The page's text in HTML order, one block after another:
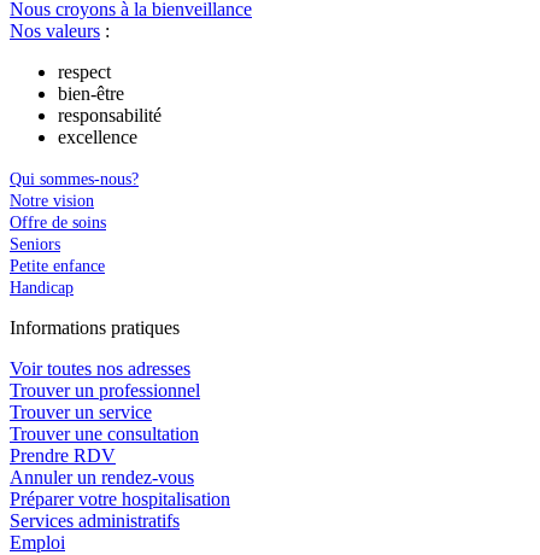
Nous croyons à la bienveillance
Nos valeurs :
respect
bien-être
responsabilité
excellence
Qui sommes-nous?
Notre vision
Offre de soins
Seniors
Petite enfance
Handicap
Informations pratiques
Voir toutes nos adresses
Trouver un professionnel
Trouver un service
Trouver une consultation
Prendre RDV
Annuler un rendez-vous
Préparer votre hospitalisation
Services administratifs
Emploi​